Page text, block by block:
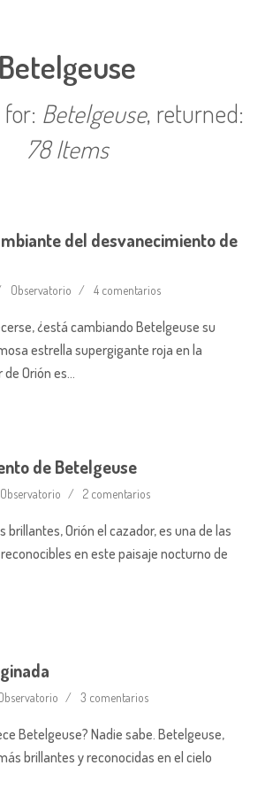
Betelgeuse
Betelgeuse, returned:
78 Items
del desvanecimiento de
Observatorio 4 comentarios
¿está cambiando Betelgeuse su
estrella supergigante roja en la
Orión es…
de Betelgeuse
Observatorio 2 comentarios
brillantes, Orión el cazador, es una de las
en este paisaje nocturno de
3 comentarios
Betelgeuse? Nadie sabe. Betelgeuse,
brillantes y reconocidas en el cielo